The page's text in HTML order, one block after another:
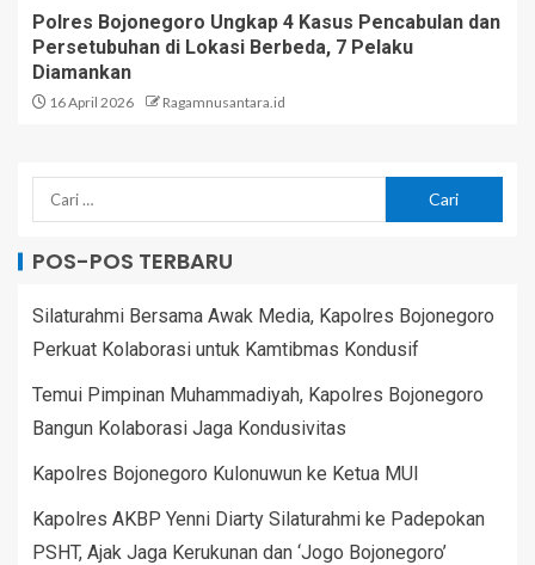
Polres Bojonegoro Ungkap 4 Kasus Pencabulan dan
Persetubuhan di Lokasi Berbeda, 7 Pelaku
Diamankan
16 April 2026 Ragamnusantara.id
POS-POS TERBARU
Silaturahmi Bersama Awak Media, Kapolres Bojonegoro
Perkuat Kolaborasi untuk Kamtibmas Kondusif
Temui Pimpinan Muhammadiyah, Kapolres Bojonegoro
Bangun Kolaborasi Jaga Kondusivitas
Kapolres Bojonegoro Kulonuwun ke Ketua MUI
Kapolres AKBP Yenni Diarty Silaturahmi ke Padepokan
PSHT, Ajak Jaga Kerukunan dan ‘Jogo Bojonegoro’